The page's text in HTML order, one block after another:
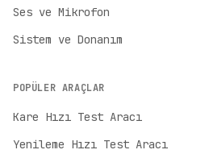
Ses ve Mikrofon
Sistem ve Donanım
POPÜLER ARAÇLAR
Kare Hızı Test Aracı
Yenileme Hızı Test Aracı